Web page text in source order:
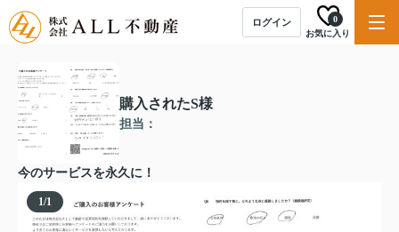
ログイン
お気に入り
0
購入されたS様
担当：
今のサービスを永久に！
1/1